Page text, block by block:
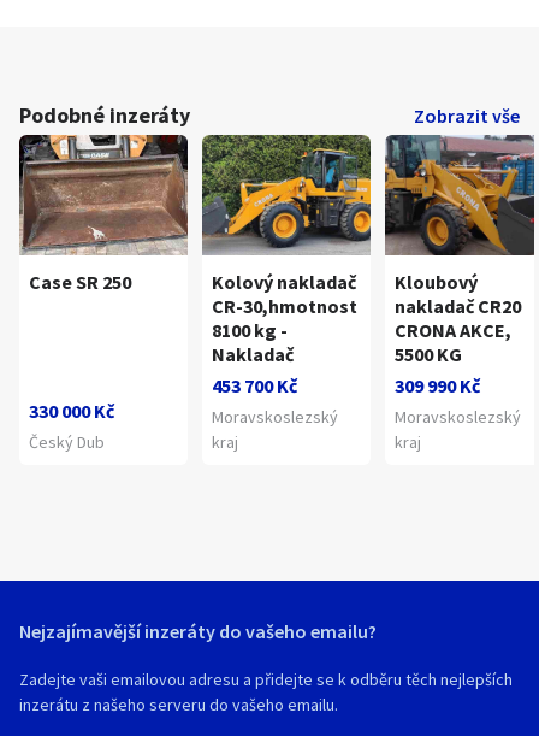
Podobné inzeráty Zobrazit vše
Case SR 250
330 000 Kč
Český Dub
Kolový nakladač
CR-30,hmotnost
8100 kg -
Nakladač
453 700 Kč
Moravskoslezský
kraj
Kloubový
nakladač CR20
CRONA AKCE,
5500 KG
309 990 Kč
Moravskoslezský
kraj
Nejzajímavější inzeráty do vašeho emailu?
Zadejte vaši emailovou adresu a přidejte se k odběru těch nejlepších
inzerátu z našeho serveru do vašeho emailu.